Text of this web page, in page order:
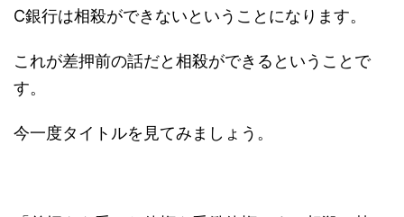
C銀行は相殺ができないということになります。
これが差押前の話だと相殺ができるということで
す。
今一度タイトルを見てみましょう。